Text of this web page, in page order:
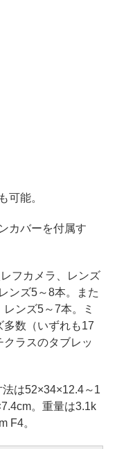
可能。
カバーを付属す
フカメラ、レンズ
ンズ5～8本。また
ンズ5～7本。ミ
多数（いずれも17
ラスのタブレッ
は52×34×12.4～1
。重量は3.1k
F4。